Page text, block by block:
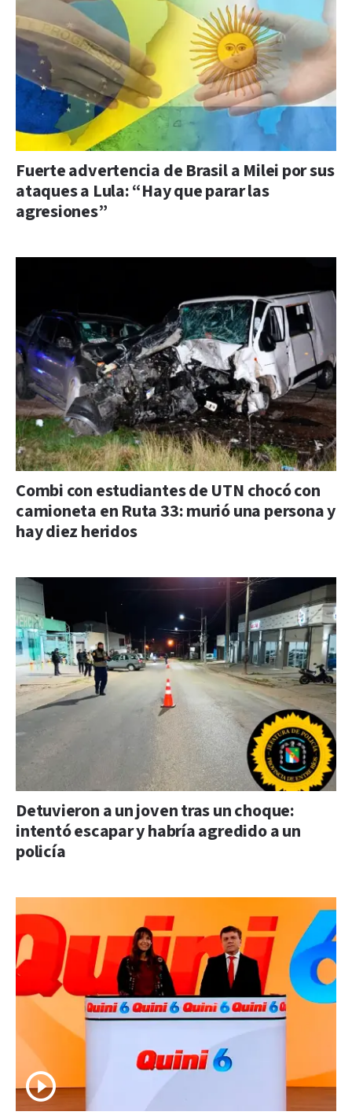
Fuerte advertencia de Brasil a Milei por sus
ataques a Lula: “Hay que parar las
agresiones”
Combi con estudiantes de UTN chocó con
camioneta en Ruta 33: murió una persona y
hay diez heridos
Detuvieron a un joven tras un choque:
intentó escapar y habría agredido a un
policía